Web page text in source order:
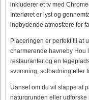
inkluderer et tv med
Interiøret er lyst og
indbydende atmosfære for
Placeringen er perfekt til at
charmerende havneby Hou
restauranter og en
svømning, solbadning eller
Uanset om du vil slappe af
naturgrunden eller udforske